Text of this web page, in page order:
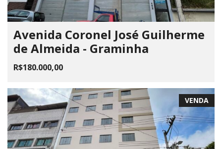
Avenida Coronel José Guilherme
de Almeida - Graminha
R$180.000,00
VENDA